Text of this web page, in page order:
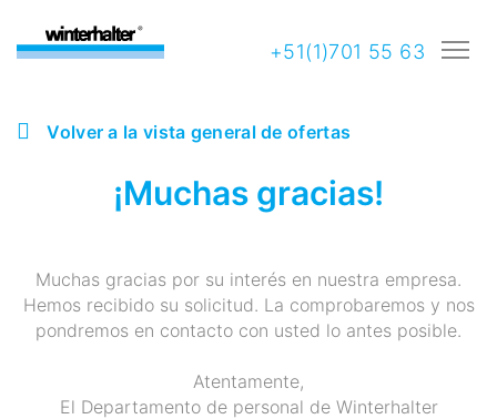
+51(1)701 55 63
Volver a la vista general de ofertas
¡Muchas gracias!
Muchas gracias por su interés en nuestra empresa.
Hemos recibido su solicitud. La comprobaremos y nos
pondremos en contacto con usted lo antes posible.
Atentamente,
El Departamento de personal de Winterhalter